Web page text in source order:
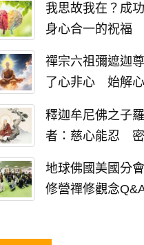
我思故我在？成
身心合一的祝福
禪宗六祖彌遮迦
了心非心 始解
釋迦牟尼佛之子
者：慈心能忍
地球佛國美國分
修營禪修觀念